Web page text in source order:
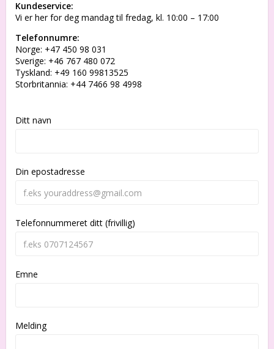
Kundeservice:
Vi er her for deg mandag til fredag, kl. 10:00 – 17:00
Telefonnumre:
Norge: +47 450 98 031
Sverige: +46 767 480 072
Tyskland: +49 160 99813525
Storbritannia: +44 7466 98 4998
Ditt navn
Din epostadresse
Telefonnummeret ditt (frivillig)
Emne
Melding